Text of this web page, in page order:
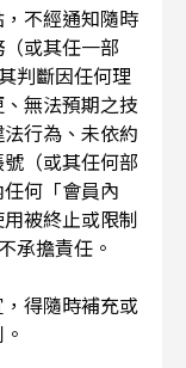
不經通知隨時
或其任一部
判斷因任何理
無法預期之技
行為、未依約
（或其任何部
何「會員內
被終止或限制
承擔責任。
得隨時補充或